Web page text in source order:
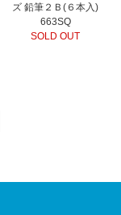
ズ 鉛筆２Ｂ(６本入)
663SQ
SOLD OUT